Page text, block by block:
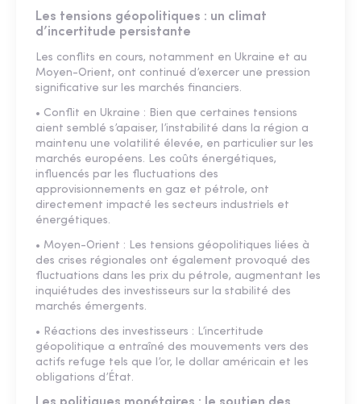
Les tensions géopolitiques : un climat
d’incertitude persistante
Les conflits en cours, notamment en Ukraine et au
Moyen-Orient, ont continué d’exercer une pression
significative sur les marchés financiers.
• Conflit en Ukraine : Bien que certaines tensions
aient semblé s’apaiser, l’instabilité dans la région a
maintenu une volatilité élevée, en particulier sur les
marchés européens. Les coûts énergétiques,
influencés par les fluctuations des
approvisionnements en gaz et pétrole, ont
directement impacté les secteurs industriels et
énergétiques.
• Moyen-Orient : Les tensions géopolitiques liées à
des crises régionales ont également provoqué des
fluctuations dans les prix du pétrole, augmentant les
inquiétudes des investisseurs sur la stabilité des
marchés émergents.
• Réactions des investisseurs : L’incertitude
géopolitique a entraîné des mouvements vers des
actifs refuge tels que l’or, le dollar américain et les
obligations d’État.